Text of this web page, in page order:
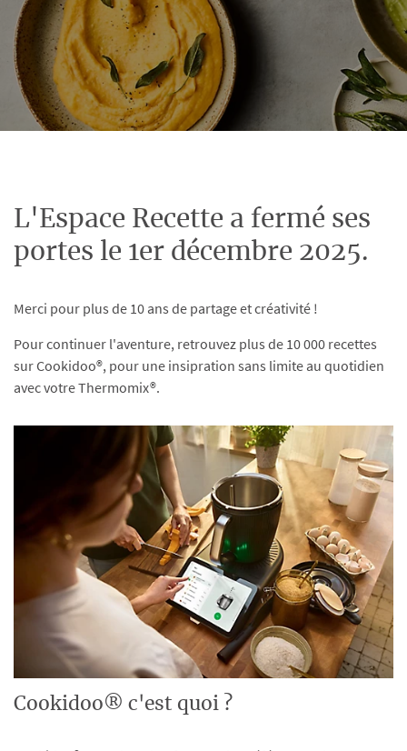
L'Espace Recette a fermé ses
portes le 1er décembre 2025.
Merci pour plus de 10 ans de partage et créativité !
Pour continuer l'aventure, retrouvez plus de 10 000 recettes
sur Cookidoo®, pour une insipration sans limite au quotidien
avec votre Thermomix®.
Cookidoo® c'est quoi ?